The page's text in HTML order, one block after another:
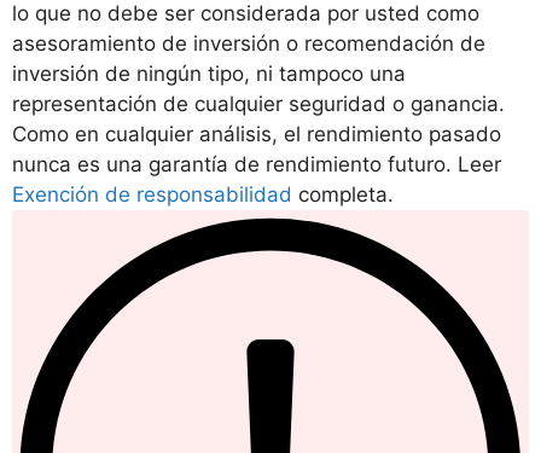
lo que no debe ser considerada por usted como
asesoramiento de inversión o recomendación de
inversión de ningún tipo, ni tampoco una
representación de cualquier seguridad o ganancia.
Como en cualquier análisis, el rendimiento pasado
nunca es una garantía de rendimiento futuro. Leer
Exención de responsabilidad completa.